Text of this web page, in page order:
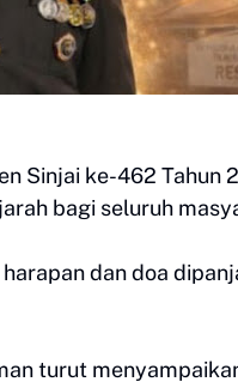
Sinjai ke-462 Tahun
bagi seluruh
dan doa
turut